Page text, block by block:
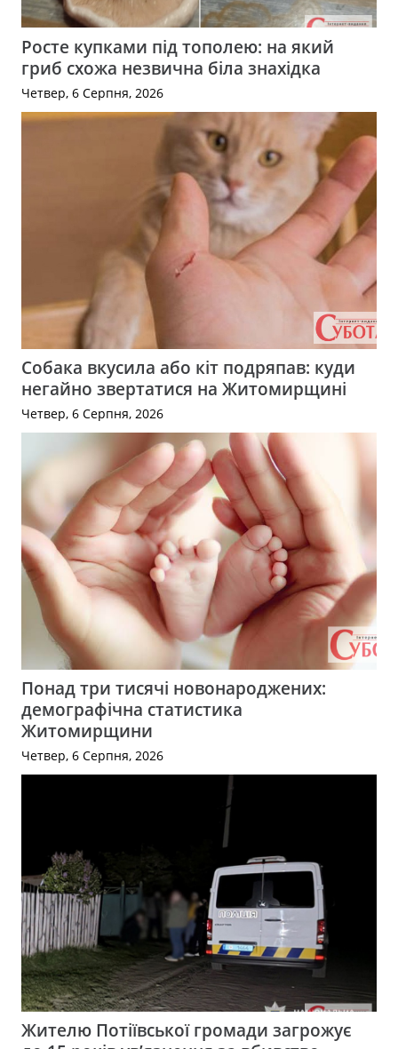
Росте купками під тополею: на який
гриб схожа незвична біла знахідка
Четвер, 6 Серпня, 2026
Собака вкусила або кіт подряпав: куди
негайно звертатися на Житомирщині
Четвер, 6 Серпня, 2026
Понад три тисячі новонароджених:
демографічна статистика
Житомирщини
Четвер, 6 Серпня, 2026
Жителю Потіївської громади загрожує